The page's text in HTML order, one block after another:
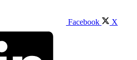
Facebook X